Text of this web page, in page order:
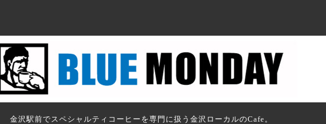
金沢駅前でスペシャルティコーヒーを専門に扱う金沢ローカルのCafe。